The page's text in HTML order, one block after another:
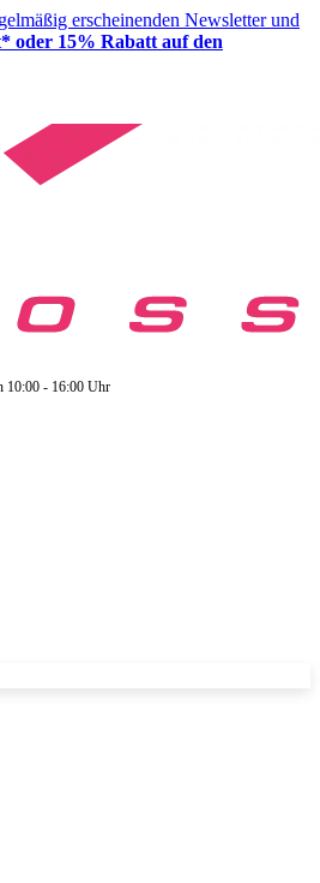
erscheinenden Newsletter und
oder 15% Rabatt auf den
10:00 - 16:00 Uhr